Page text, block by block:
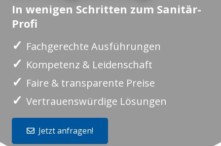
In wenigen Schritten zum Sanitär-
Profi
✓ Fachgerechte Ausführungen
✓ Kompetenz & Leidenschaft
✓ Faire & transparente Preise
✓ Vertrauenswürdige Lösungen
Jetzt anfragen!